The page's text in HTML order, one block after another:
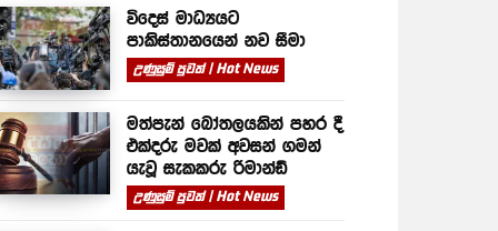
විදෙස් මාධ්‍යයට
පාකිස්තානයෙන් නව සීමා
උණුසුම් පුවත් | Hot News
මත්පැන් බෝතලයකින් පහර දී
එක්දරු මවක් අවසන් ගමන්
යැවූ සැකකරු රිමාන්ඩ්
උණුසුම් පුවත් | Hot News